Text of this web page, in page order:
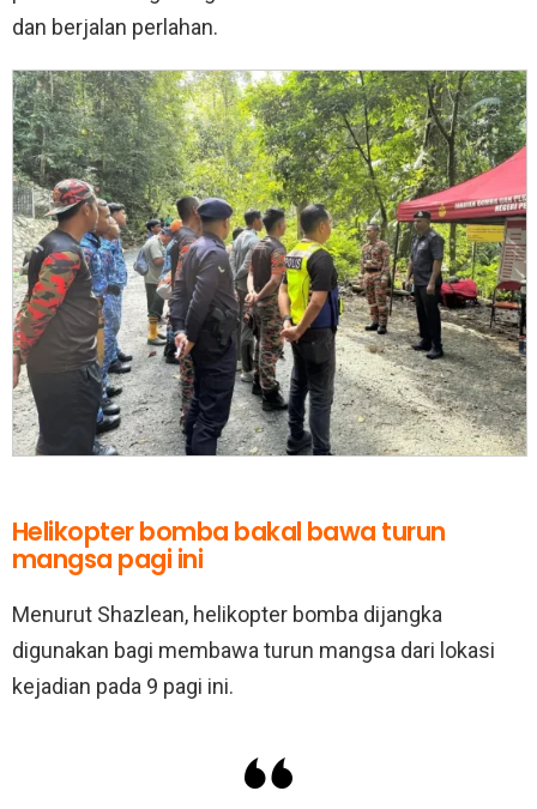
dan berjalan perlahan.
Helikopter bomba bakal bawa turun
mangsa pagi ini
Menurut Shazlean, helikopter bomba dijangka
digunakan bagi membawa turun mangsa dari lokasi
kejadian pada 9 pagi ini.